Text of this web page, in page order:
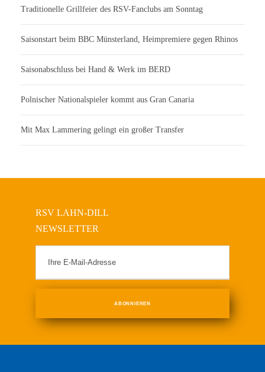
Traditionelle Grillfeier des RSV-Fanclubs am Sonntag
Saisonstart beim BBC Münsterland, Heimpremiere gegen Rhinos
Saisonabschluss bei Hand & Werk im BERD
Polnischer Nationalspieler kommt aus Gran Canaria
Mit Max Lammering gelingt ein großer Transfer
RSV LAHN-DILL
NEWSLETTER